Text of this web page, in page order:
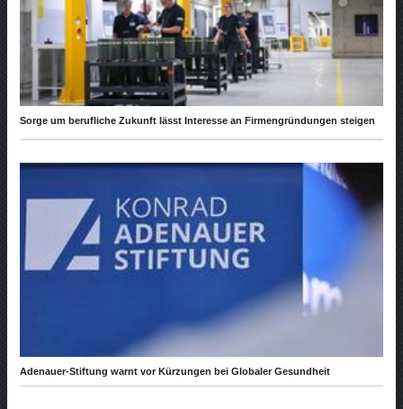
Sorge um berufliche Zukunft lässt Interesse an Firmengründungen steigen
Adenauer-Stiftung warnt vor Kürzungen bei Globaler Gesundheit